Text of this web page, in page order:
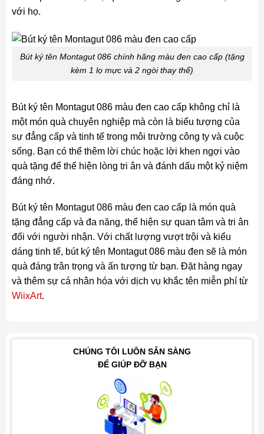
với họ.
Bút ký tên Montagut 086 chính hãng màu đen cao cấp (tặng
kèm 1 lọ mực và 2 ngòi thay thế)
Bút ký tên Montagut 086 màu đen cao cấp không chỉ là
một món quà chuyên nghiệp mà còn là biểu tượng của
sự đẳng cấp và tinh tế trong môi trường công ty và cuộc
sống. Bạn có thể thêm lời chúc hoặc lời khen ngợi vào
quà tặng để thể hiện lòng tri ân và đánh dấu một kỷ niệm
đáng nhớ.
Bút ký tên Montagut 086 màu đen cao cấp là món quà
tặng đẳng cấp và đa năng, thể hiện sự quan tâm và tri ân
đối với người nhận. Với chất lượng vượt trội và kiểu
dáng tinh tế, bút ký tên Montagut 086 màu đen sẽ là món
quà đáng trân trọng và ấn tượng từ bạn. Đặt hàng ngay
và thêm sự cá nhân hóa với dịch vụ khắc tên miễn phí từ
WiixArt.
CHÚNG TÔI LUÔN SẴN SÀNG
ĐỂ GIÚP ĐỠ BẠN